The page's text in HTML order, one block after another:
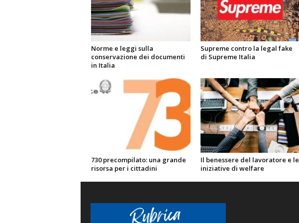
Norme e leggi sulla
conservazione dei documenti
in Italia
Supreme contro la legal fake
di Supreme Italia
730 precompilato: una grande
risorsa per i cittadini
Il benessere del lavoratore e le
iniziative di welfare